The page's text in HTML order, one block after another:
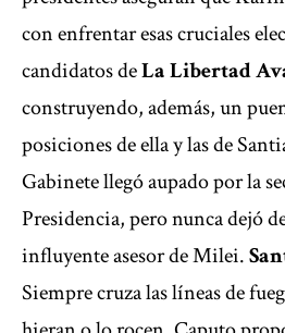
con enfrentar esas cruciales
candidatos deLa Libertad
construyendo, además, un
posiciones de ella y las de
Gabinete llegó aupado por la
Presidencia, pero nunca dejó
influyente asesor de Milei.
Siempre cruza las líneas de